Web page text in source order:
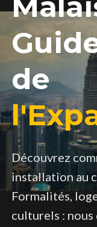
de
Découvrez
installation au
Formalités,
culturels :